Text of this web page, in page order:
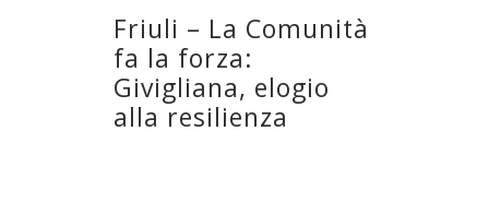
Friuli – La Comunità
fa la forza:
Givigliana, elogio
alla resilienza